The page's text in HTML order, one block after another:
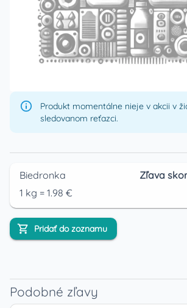
Produkt momentálne nieje v akcii v
sledovanom reťazci.
Biedronka Zľava
1 kg = 1.98 €
Pridať do zoznamu
Podobné zľavy